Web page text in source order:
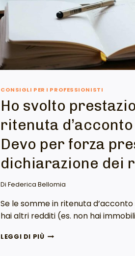
CONSIGLI PER I PROFESSIONISTI
Ho svolto
ritenuta
Devo per forza
dichiarazione dei
Di Federica Bellomia
Se le somme in ritenuta
hai altri redditi (es. non hai
LEGGI DI PIÙ